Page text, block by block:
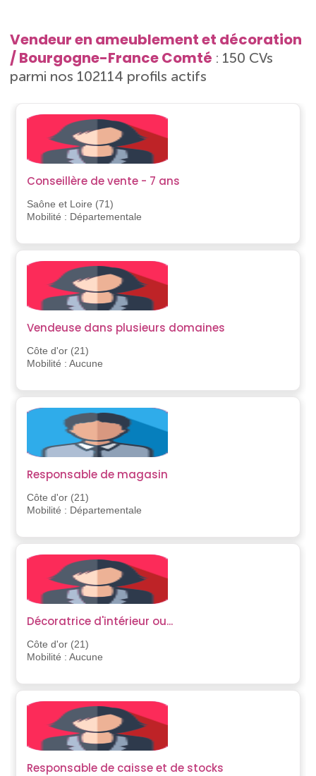
Vendeur en ameublement et décoration
/ Bourgogne-France Comté : 150 CVs
parmi nos 102114 profils actifs
Conseillère de vente - 7 ans
Saône et Loire (71)
Mobilité : Départementale
Vendeuse dans plusieurs domaines
Côte d'or (21)
Mobilité : Aucune
Responsable de magasin
Côte d'or (21)
Mobilité : Départementale
Décoratrice d'intérieur ou...
Côte d'or (21)
Mobilité : Aucune
Responsable de caisse et de stocks